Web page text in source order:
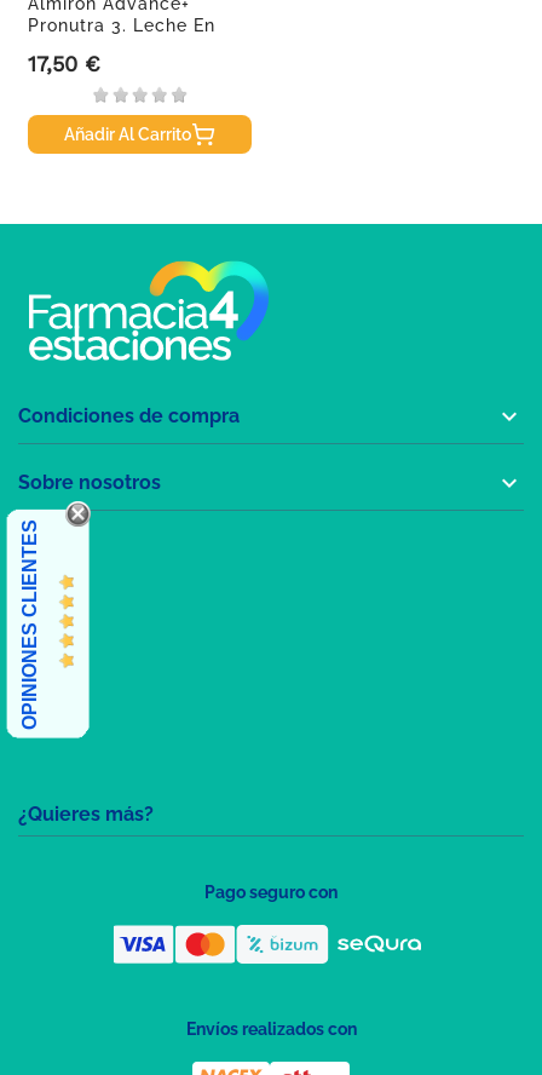
Pronutra 3. Leche En
Precio
17,50 €
Añadir Al Carrito
¿Quieres más?
Condiciones de compra 
Sobre nosotros 
OPINIONES CLIENTES
Pago seguro con
Envíos realizados con